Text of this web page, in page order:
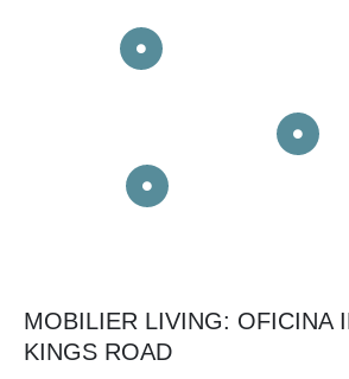
MOBILIER LIVING: OFICINA
KINGS ROAD